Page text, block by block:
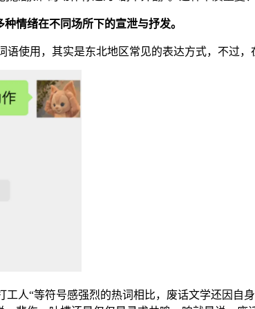
情绪在不同场所下的宣泄与抒发。
语使用，其实是东北地区常见的表达方式，不过
工人“等符号感强烈的热词相比，废话文学还因